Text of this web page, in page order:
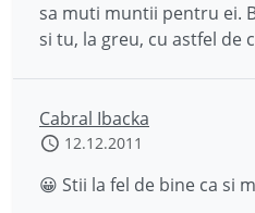
sa muti muntii pentru ei.
si tu, la greu, cu astfel de
Cabral Ibacka
12.12.2011
😀 Stii la fel de bine ca si